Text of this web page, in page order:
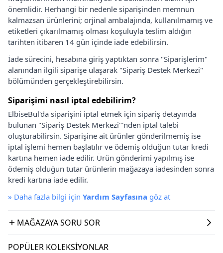
önemlidir. Herhangi bir nedenle siparişinden memnun
kalmazsan ürünlerini; orjinal ambalajında, kullanılmamış ve
etiketleri çıkarılmamış olması koşuluyla teslim aldığın
tarihten itibaren 14 gün içinde iade edebilirsin.
İade sürecini, hesabına giriş yaptıktan sonra "Siparişlerim"
alanından ilgili siparişe ulaşarak "Sipariş Destek Merkezi"
bölümünden gerçekleştirebilirsin.
Siparişimi nasıl iptal edebilirim?
ElbiseBul'da siparişini iptal etmek için sipariş detayında
bulunan "Sipariş Destek Merkezi"'nden iptal talebi
oluşturabilirsin. Siparişine ait ürünler gönderilmemiş ise
iptal işlemi hemen başlatılır ve ödemiş olduğun tutar kredi
kartına hemen iade edilir. Ürün gönderimi yapılmış ise
ödemiş olduğun tutar ürünlerin mağazaya iadesinden sonra
kredi kartına iade edilir.
» Daha fazla bilgi için Yardım Sayfasına göz at
MAĞAZAYA SORU SOR
POPÜLER KOLEKSIYONLAR